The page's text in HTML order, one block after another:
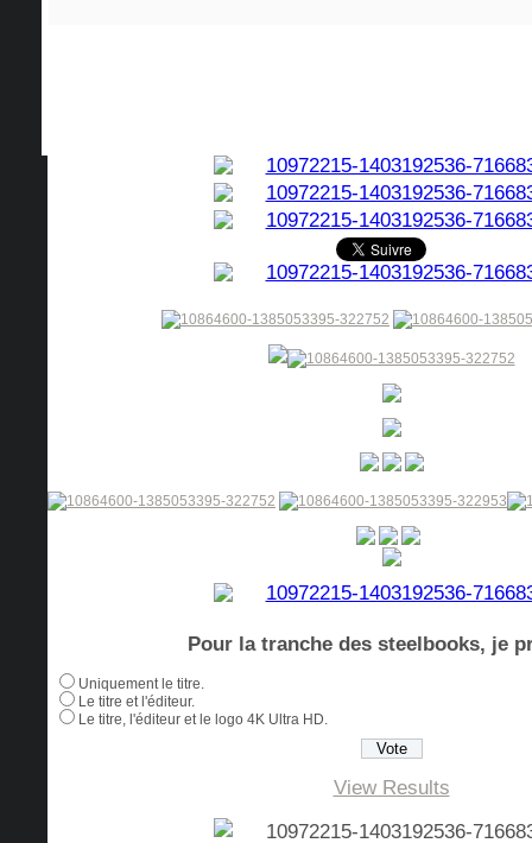
Pour la tranche des steelbooks, je
Uniquement le titre.
Le titre et l'éditeur.
Le titre, l'éditeur et le logo 4K Ultra HD.
View Results